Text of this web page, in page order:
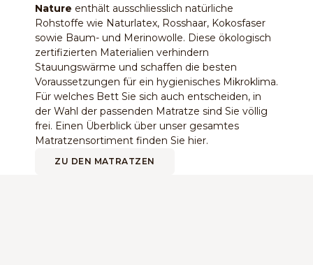
Nature enthält ausschliesslich natürliche
Rohstoffe wie Naturlatex, Rosshaar, Kokosfaser
sowie Baum- und Merinowolle. Diese ökologisch
zertifizierten Materialien verhindern
Stauungswärme und schaffen die besten
Voraussetzungen für ein hygienisches Mikroklima.
Für welches Bett Sie sich auch entscheiden, in
der Wahl der passenden Matratze sind Sie völlig
frei. Einen Überblick über unser gesamtes
Matratzensortiment finden Sie hier.
ZU DEN MATRATZEN